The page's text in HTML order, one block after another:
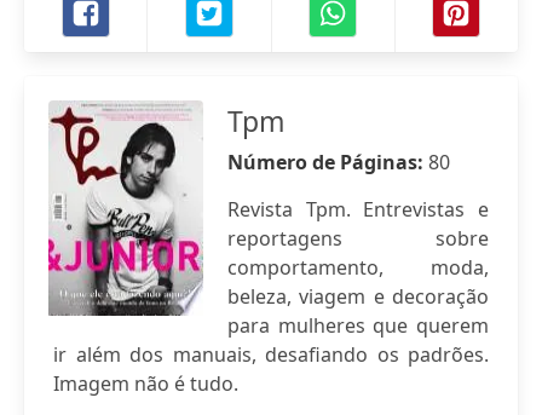
Tpm
Número de Páginas: 80
Revista Tpm. Entrevistas e
reportagens sobre
comportamento, moda,
beleza, viagem e decoração
para mulheres que querem
ir além dos manuais, desafiando os padrões.
Imagem não é tudo.